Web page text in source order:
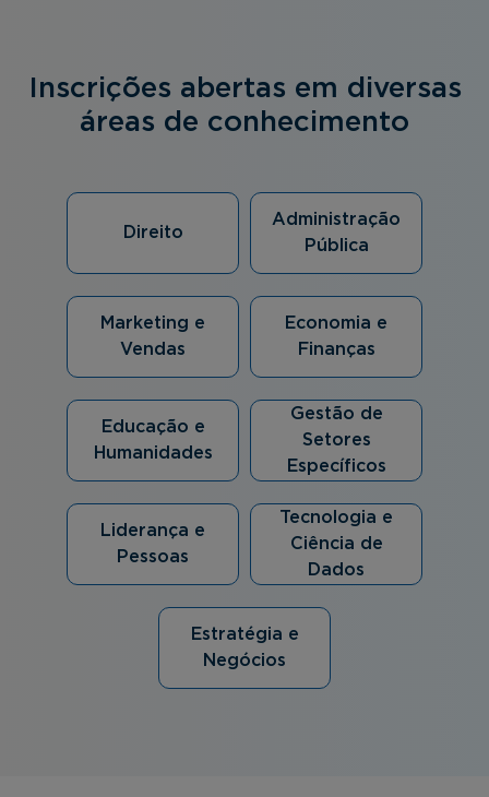
Inscrições abertas em diversas
áreas de conhecimento
Direito
Administração
Pública
Marketing e
Vendas
Economia e
Finanças
Educação e
Humanidades
Gestão de
Setores
Específicos
Liderança e
Pessoas
Tecnologia e
Ciência de
Dados
Estratégia e
Negócios